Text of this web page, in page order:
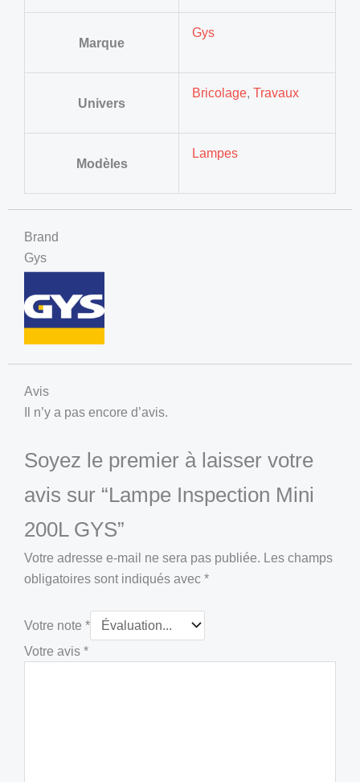
Marque
Gys
Univers
Bricolage,Travaux
Modèles
Lampes
Brand
Gys
Avis
Il n’y a pas encore d’avis.
Soyez le premier à laisser votre
avis sur “Lampe Inspection Mini
200L GYS”
Votre adresse e-mail ne sera pas publiée. Les champs
obligatoires sont indiqués avec *
Votre note *
Votre avis *